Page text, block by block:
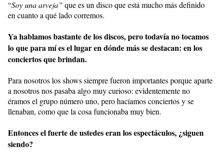
“Soy una arveja” que es un disco que está mucho más definido
en cuanto a qué lado corremos.
Ya hablamos bastante de los discos, pero todavía no tocamos
lo que para mí es el lugar en dónde más se destacan: en los
conciertos que brindan.
Para nosotros los shows siempre fueron importantes porque aparte
a nosotros nos pasaba algo muy curioso: evidentemente no
éramos el grupo número uno, pero hacíamos conciertos y se
llenaban, como que la cosa funcionaba muy bien.
Entonces el fuerte de ustedes eran los espectáculos, ¿siguen
siendo?